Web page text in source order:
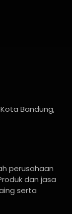
Kota Bandung,
perusahaan
dan jasa
serta